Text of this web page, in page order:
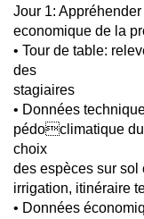
Jour 1:
economique de la
• Tour de table:
des
stagiaires
• Données
pédoclimatique
choix
des espèces sur sol
irrigation, itinéraire
• Données